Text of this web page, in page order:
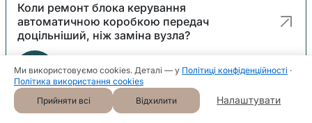
Коли ремонт блока керування
автоматичною коробкою передач
доцільніший, ніж заміна вузла?
Коли ремонт мехатроніки в
автоматичній коробці передач
допомагає при проблемах з
Ми використовуємо cookies. Деталі — у Політиці конфіденційності ·
Політика використання cookies
Прийняти всі
Відхилити Налаштувати